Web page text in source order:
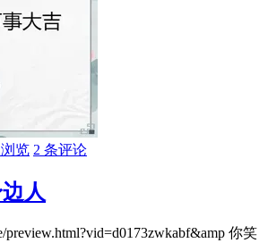
览 2 条评论
人
preview.html?vid=d0173zwkabf&amp 你笑